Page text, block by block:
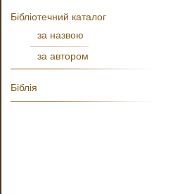
Бібліотечний каталог
за назвою
за автором
Біблія